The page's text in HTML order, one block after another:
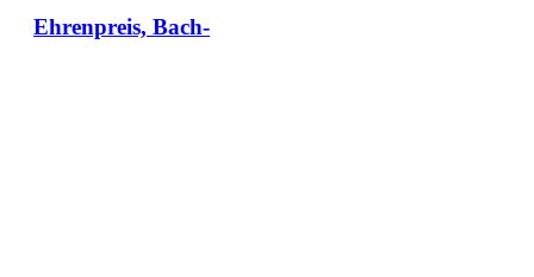
Ehrenpreis, Bach-